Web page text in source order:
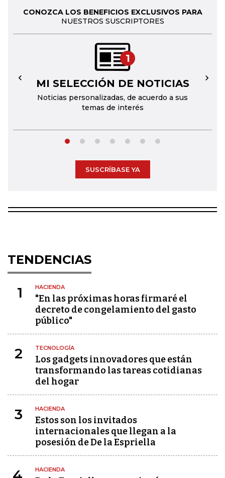
CONOZCA LOS BENEFICIOS EXCLUSIVOS PARA
NUESTROS SUSCRIPTORES
1
MI SELECCIÓN DE NOTICIAS
Noticias personalizadas, de acuerdo a sus
temas de interés
← →
SUSCRÍBASE YA
TENDENCIAS
1 HACIENDA
"En las próximas horas firmaré el
decreto de congelamiento del gasto
público"
2 TECNOLOGÍA
Los gadgets innovadores que están
transformando las tareas cotidianas
del hogar
3 HACIENDA
Estos son los invitados
internacionales que llegan a la
posesión de De la Espriella
HACIENDA